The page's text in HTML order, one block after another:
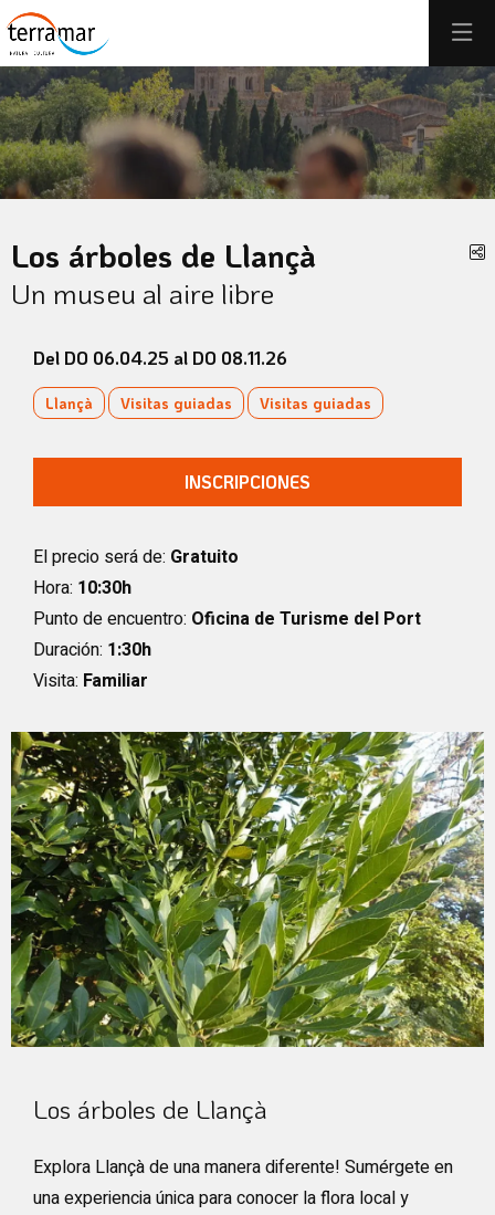
Éste es un carrusel automático. Usa las flechas del teclado o el
Diapositiva 1
Diapositiva 1
Los árboles de Llançà
Un museu al aire libre
Del DO 06.04.25 al DO 08.11.26
Llançà Visitas guiadas Visitas guiadas
INSCRIPCIONES
El precio será de: Gratuito
Hora: 10:30h
Punto de encuentro: Oficina de Turisme del Port
Duración: 1:30h
Visita: Familiar
Los árboles de Llançà
Explora Llançà de una manera diferente! Sumérgete en
una experiencia única para conocer la flora local y